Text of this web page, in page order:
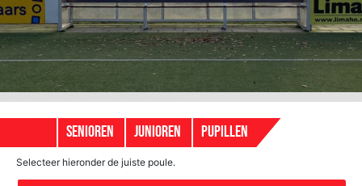
SENIOREN JUNIOREN PUPILLEN
Selecteer hieronder de juiste poule.